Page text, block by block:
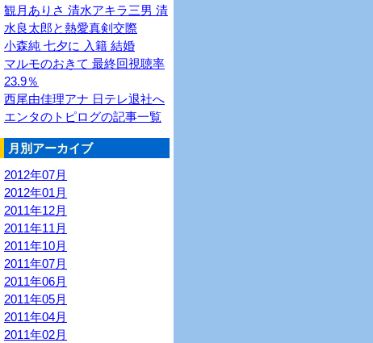
観月ありさ 清水アキラ三男 清
水良太郎と熱愛真剣交際
小森純 七夕に 入籍 結婚
マルモのおきて 最終回視聴率
23.9％
西尾由佳理アナ 日テレ退社へ
エンタのトピログの記事一覧
月別アーカイブ
2012年07月
2012年01月
2011年12月
2011年11月
2011年10月
2011年07月
2011年06月
2011年05月
2011年04月
2011年02月